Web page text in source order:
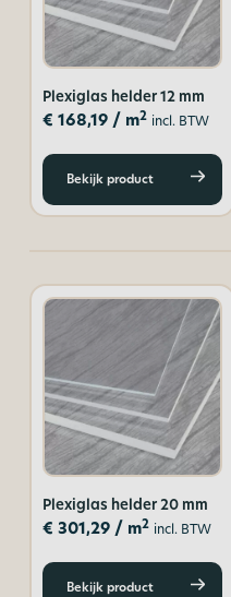
Plexiglas helder 12 mm
€ 168,19/ m2 incl. BTW
Bekijk product
Plexiglas helder 20 mm
€ 301,29/ m2 incl. BTW
Bekijk product